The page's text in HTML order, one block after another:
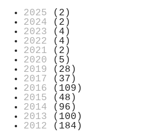
2025 (2)
2024 (2)
2023 (4)
2022 (4)
2021 (2)
2020 (5)
2019 (28)
2017 (37)
2016 (109)
2015 (48)
2014 (96)
2013 (100)
2012 (184)